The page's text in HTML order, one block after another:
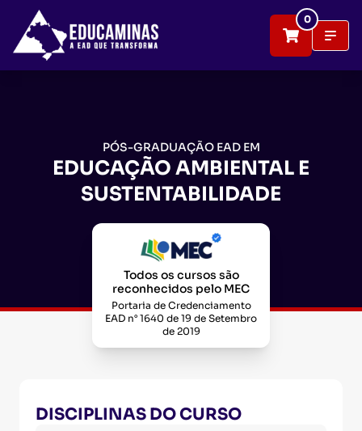
0
PÓS-GRADUAÇÃO EAD EM
EDUCAÇÃO AMBIENTAL E
SUSTENTABILIDADE
Todos os cursos são
reconhecidos pelo MEC
Portaria de Credenciamento
EAD n° 1640 de 19 de Setembro
de 2019
DISCIPLINAS DO CURSO